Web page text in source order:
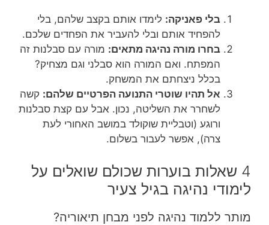
בלי פאניקה: לימדו אותם בקצב שלהם, בלי
להפחיד אותם ובלי להעביר את הפחדים שלכם.
בחרו מורה נהיגה מתאים: מורה עם סבלנות זה
המפתח. ואם המורה הוא סבלני וגם מצחיק?
בכלל ניצחתם את המשחק.
אל תהיו שוטרי התנועה הפרטיים שלהם: קשה
לשחרר את השליטה, נכון. אבל עם קצת סבלנות
ורוגע (וטבליית שוקולד במושב האחורי לעת
צרה), אפשר לעבור בשלום.
4 שאלות בוערות שכולם שואלים על
לימודי נהיגה בגיל צעיר
מותר ללמוד נהיגה לפני מבחן תיאוריה?